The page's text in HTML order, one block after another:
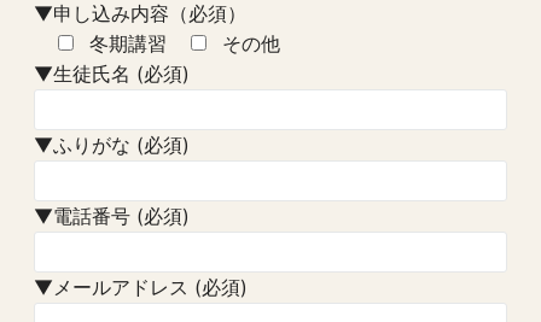
▼申し込み内容（必須）
冬期講習
その他
▼生徒氏名 (必須)
▼ふりがな (必須)
▼電話番号 (必須)
▼メールアドレス (必須)